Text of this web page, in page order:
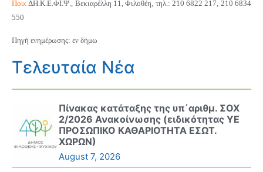
Που: ΔΗ.Κ.Ε.ΦΙ.Ψ., Βεκιαρέλλη 11, Φιλοθέη, τηλ.: 210 6822 217, 210 6834
550
Πηγή ενημέρωσης: εν δήμω
Τελευταία Νέα
Πίνακας κατάταξης της υπ΄αριθμ. ΣΟΧ
2/2026 Ανακοίνωσης (ειδικότητας ΥΕ
ΠΡΟΣΩΠΙΚΟ ΚΑΘΑΡΙΟΤΗΤΑ ΕΣΩΤ.
ΧΩΡΩΝ)
August 7, 2026